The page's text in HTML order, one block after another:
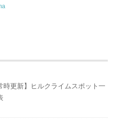
時更新】ヒルクライムスポット一